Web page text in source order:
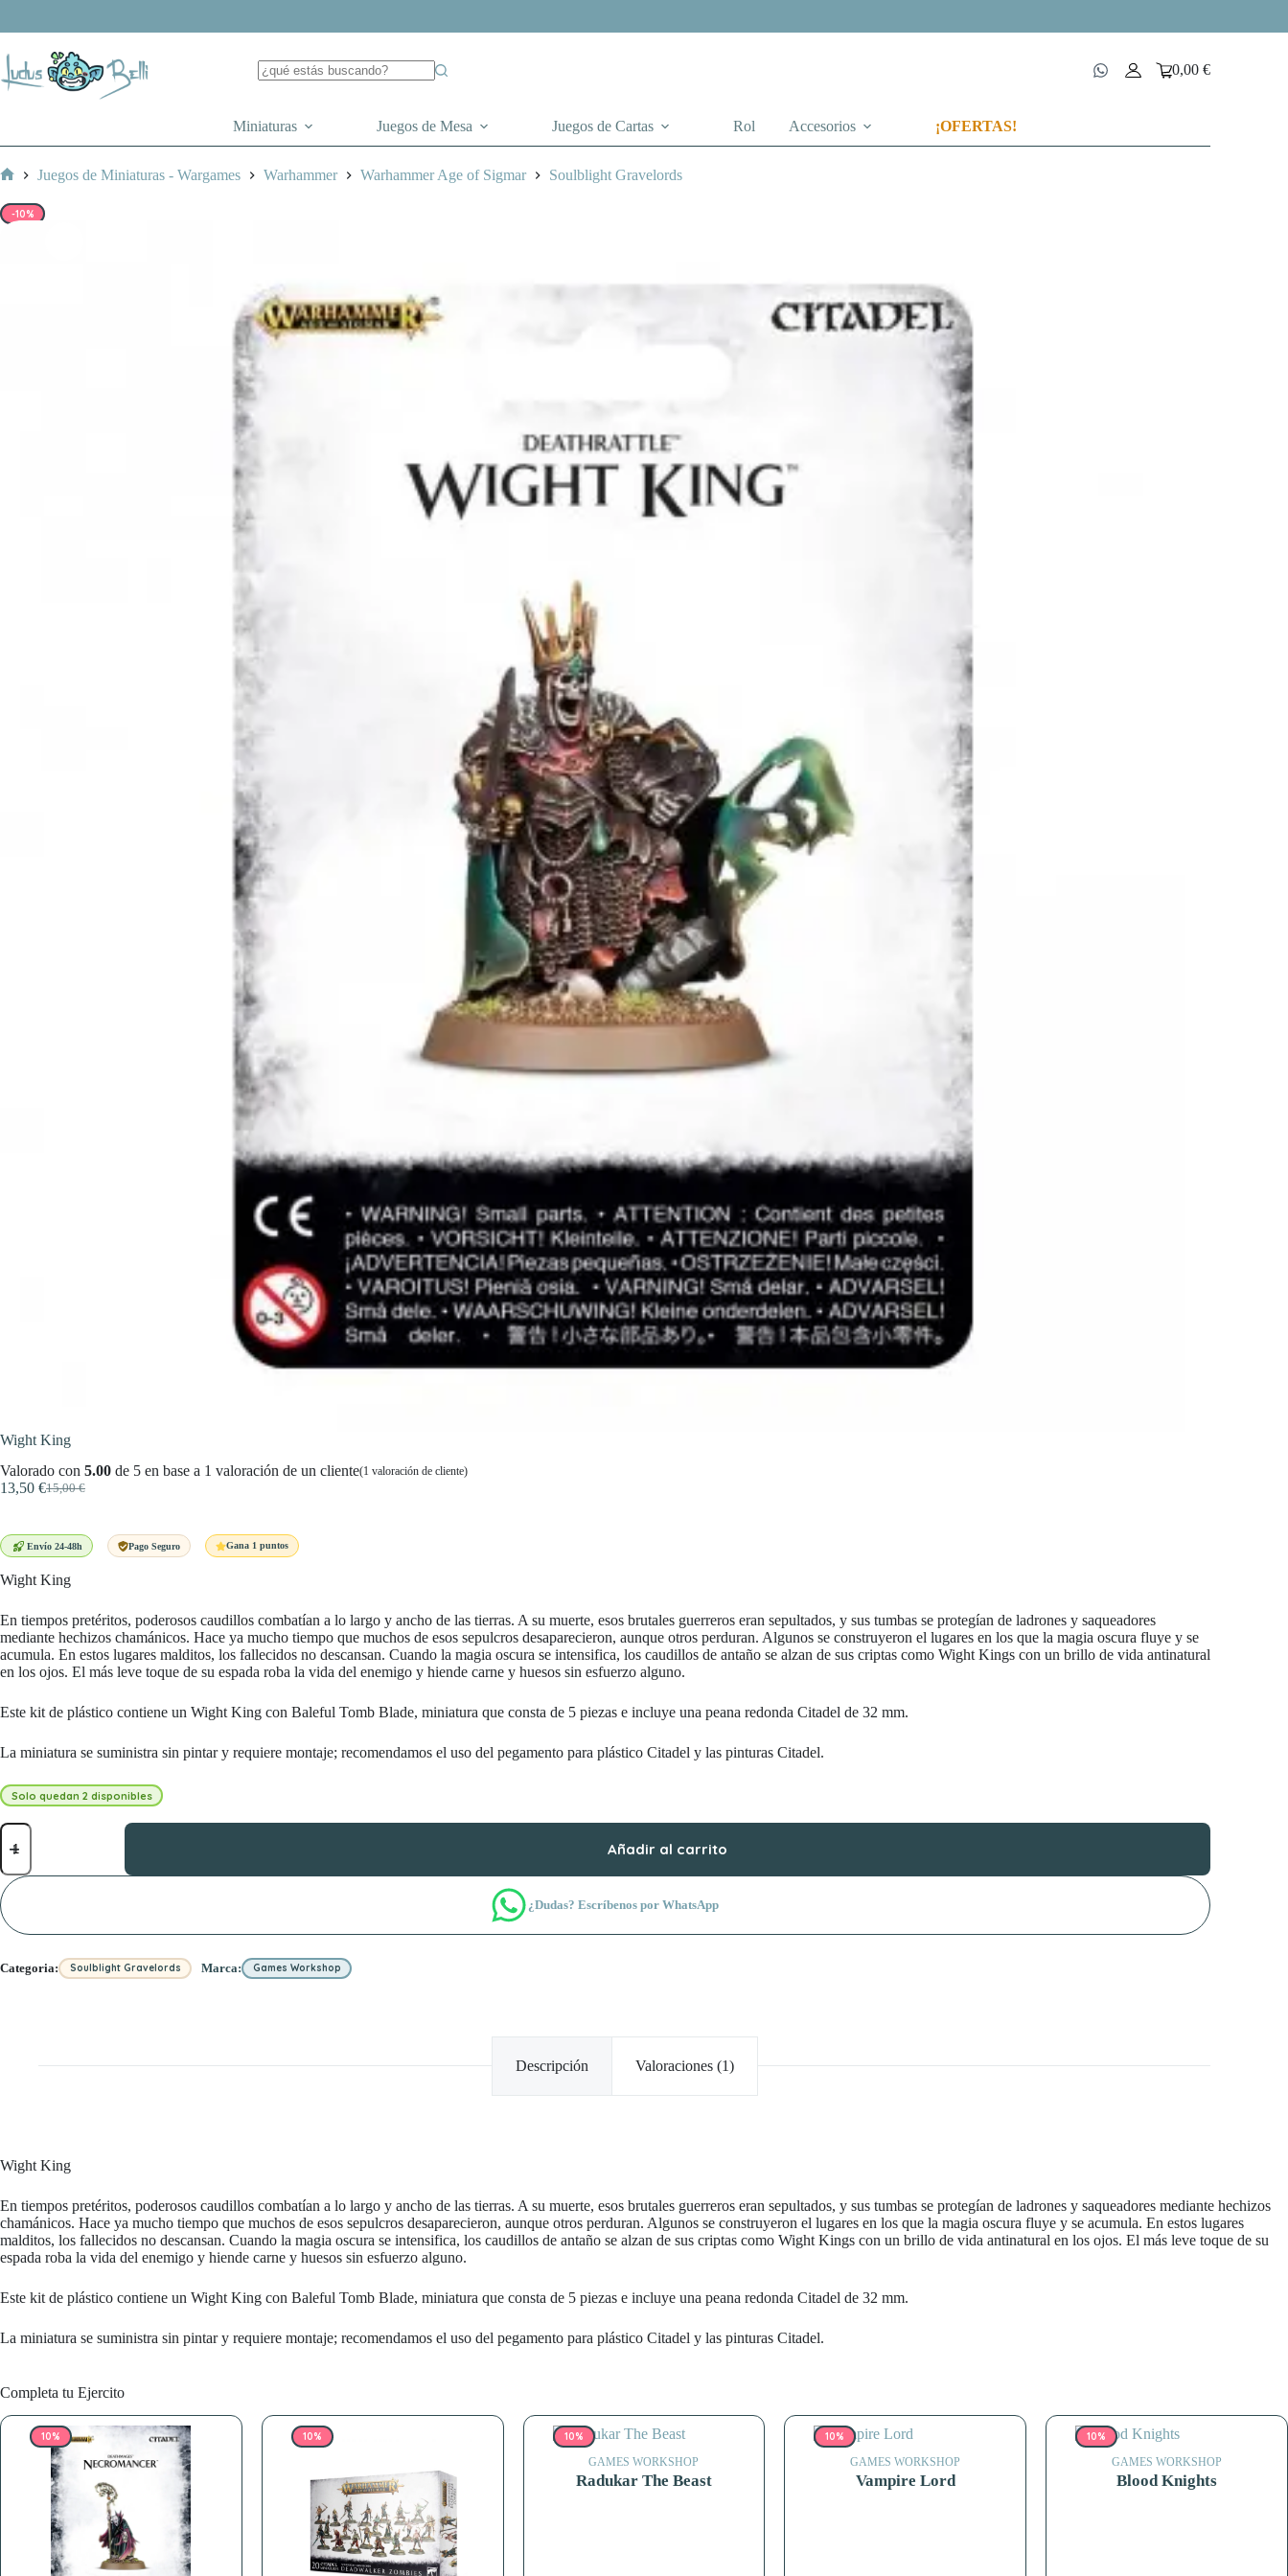
Carro
0,00€
Miniaturas Juegos de Mesa Juegos de Cartas Rol Accesorios ¡OFERTAS!
Juegos de Miniaturas - Wargames Warhammer Warhammer Age of Sigmar Soulblight Gravelords
-10%
Wight King
Valorado con 5.00 de 5 en base a 1 valoración de un cliente(1 valoración de cliente)
15,00€
El
era:
13,50 €El
es:
Envío 24-48h Pago Seguro Gana 1 puntos
Wight King
En tiempos pretéritos, poderosos caudillos combatían a lo largo y ancho de las tierras. A su muerte, esos brutales guerreros eran sepultados, y sus tumbas se protegían de ladrones y saqueadores
mediante hechizos chamánicos. Hace ya mucho tiempo que muchos de esos sepulcros desaparecieron, aunque otros perduran. Algunos se construyeron el lugares en los que la magia oscura fluye y se
acumula. En estos lugares malditos, los fallecidos no descansan. Cuando la magia oscura se intensifica, los caudillos de antaño se alzan de sus criptas como Wight Kings con un brillo de vida antinatural
en los ojos. El más leve toque de su espada roba la vida del enemigo y hiende carne y huesos sin esfuerzo alguno.
Este kit de plástico contiene un Wight King con Baleful Tomb Blade, miniatura que consta de 5 piezas e incluye una peana redonda Citadel de 32 mm.
La miniatura se suministra sin pintar y requiere montaje; recomendamos el uso del pegamento para plástico Citadel y las pinturas Citadel.
Solo quedan 2 disponibles
Wight
King
Añadir al carrito
¿Dudas? Escríbenos por WhatsApp
Categoria: Soulblight Gravelords Marca: Games Workshop
Descripción Valoraciones (1)
Wight King
En tiempos pretéritos, poderosos caudillos combatían a lo largo y ancho de las tierras. A su muerte, esos brutales guerreros eran sepultados, y sus tumbas se protegían de ladrones y saqueadores mediante hechizos
chamánicos. Hace ya mucho tiempo que muchos de esos sepulcros desaparecieron, aunque otros perduran. Algunos se construyeron el lugares en los que la magia oscura fluye y se acumula. En estos lugares
malditos, los fallecidos no descansan. Cuando la magia oscura se intensifica, los caudillos de antaño se alzan de sus criptas como Wight Kings con un brillo de vida antinatural en los ojos. El más leve toque de su
espada roba la vida del enemigo y hiende carne y huesos sin esfuerzo alguno.
Este kit de plástico contiene un Wight King con Baleful Tomb Blade, miniatura que consta de 5 piezas e incluye una peana redonda Citadel de 32 mm.
La miniatura se suministra sin pintar y requiere montaje; recomendamos el uso del pegamento para plástico Citadel y las pinturas Citadel.
Completa tu Ejercito
10% 10% 10%
GAMES WORKSHOP
Radukar The Beast
10%
GAMES WORKSHOP
Vampire Lord
10%
GAMES WORKSHOP
Blood Knights